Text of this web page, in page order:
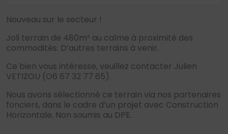
Nouveau sur le secteur !
Joli terrain de 480m² au calme à proximité des
commodités. D’autres terrains à venir.
Ce bien vous intéresse, veuillez contacter Julien
VETIZOU (O6 67 32 77 65).
Nous avons sélectionné ce terrain via nos partenaires
fonciers, dans le cadre d’un projet avec Construction
Horizontale. Non soumis au DPE.